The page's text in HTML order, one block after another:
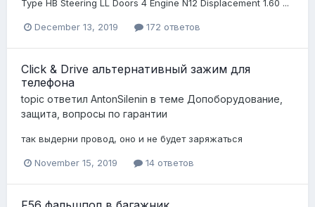
Type HB Steering LL Doors 4 Engine N12 Displacement 1.60 ...
December 13, 2019 172 ответов
Click & Drive альтернативный зажим для
телефона
topic ответил AntonSilenin в теме Допоборудование,
защита, вопросы по гарантии
так выдерни провод, оно и не будет заряжаться
November 15, 2019 14 ответов